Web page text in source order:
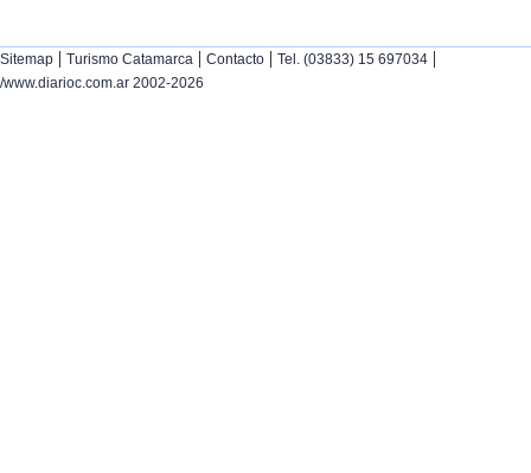
Sitemap | Turismo Catamarca | Contacto | Tel. (03833) 15 697034 |
/www.diarioc.com.ar 2002-2026